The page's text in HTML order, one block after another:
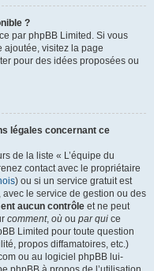
?
par phpBB Limited. Si vous
ajoutée, visitez la page
pour des idées proposées ou
légales concernant ce
de la liste « L’équipe du
contact avec le propriétaire
) ou si un service gratuit est
avec le service de gestion ou des
aucun contrôle et ne peut
comment, où ou par qui ce
Limited pour toute question
propos diffamatoires, etc.)
ou au logiciel phpBB lui-